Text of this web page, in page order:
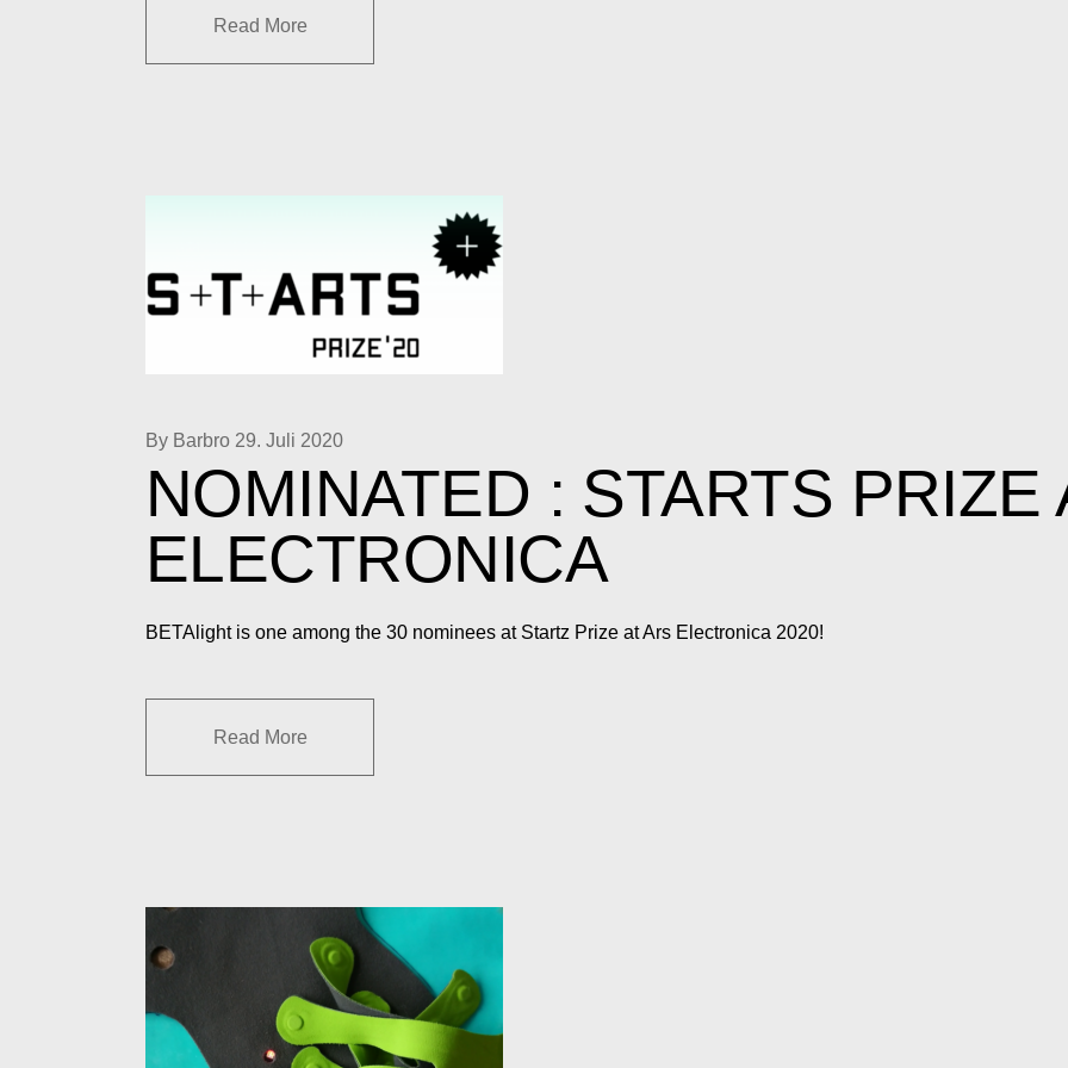
Read More
By Barbro 29. Juli 2020
NOMINATED : STARTS PRIZE
ELECTRONICA
BETAlight is one among the 30 nominees at Startz Prize at Ars Electronica 2020!
Read More